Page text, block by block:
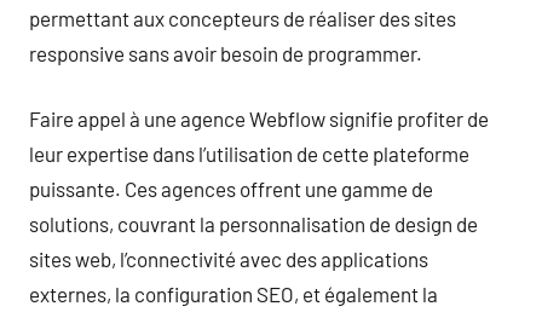
permettant aux concepteurs de réaliser des sites
responsive sans avoir besoin de programmer.
Faire appel à une agence Webflow signifie profiter de
leur expertise dans l’utilisation de cette plateforme
puissante. Ces agences offrent une gamme de
solutions, couvrant la personnalisation de design de
sites web, l’connectivité avec des applications
externes, la configuration SEO, et également la